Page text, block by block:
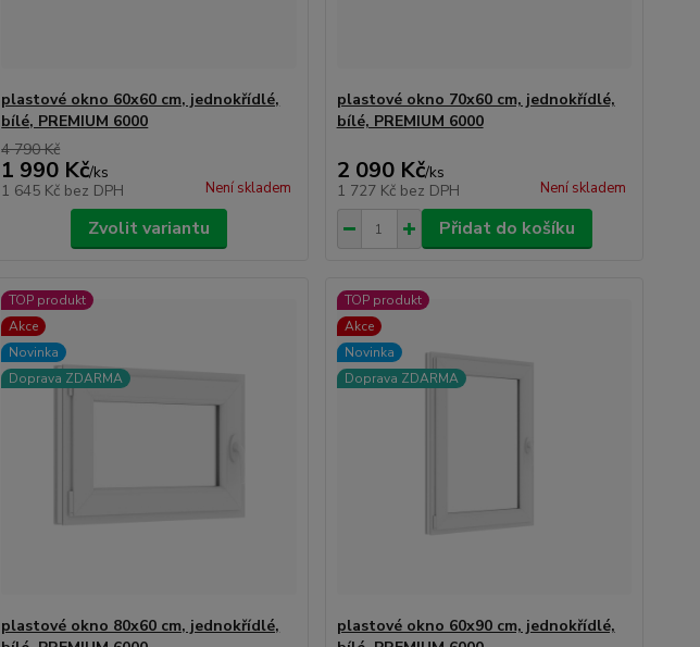
plastové okno 60x60 cm, jednokřídlé,
bílé, PREMIUM 6000
4 790 Kč
1 990 Kč/ks
1 645 Kč bez DPH Není skladem
Zvolit variantu
plastové okno 70x60 cm, jednokřídlé,
bílé, PREMIUM 6000
2 090 Kč/ks
1 727 Kč bez DPH Není skladem
Přidat do košíku
TOP produkt
Akce
Novinka
Doprava ZDARMA
plastové okno 80x60 cm, jednokřídlé,
TOP produkt
Akce
Novinka
Doprava ZDARMA
plastové okno 60x90 cm, jednokřídlé,